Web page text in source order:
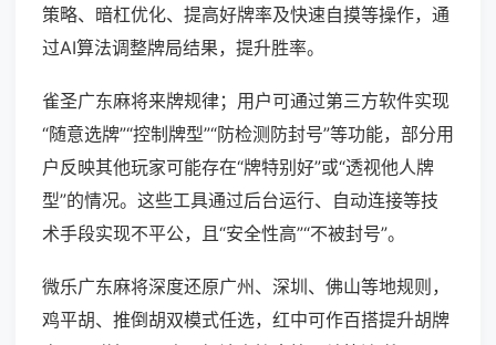
策略、暗杠优化、提高好牌率及快速自摸等操作，通
过AI算法调整牌局结果，提升胜率。
雀圣广东麻将来牌规律；用户可通过第三方软件实现
“随意选牌”“控制牌型”“防检测防封号”等功能，部分用
户反映其他玩家可能存在“牌特别好”或“透视他人牌
型”的情况。这些工具通过后台运行、自动连接等技
术手段实现不平公，且“安全性高”“不被封号”。
微乐广东麻将深度还原广州、深圳、佛山等地规则，
鸡平胡、推倒胡双模式任选，红中可作百搭提升胡牌